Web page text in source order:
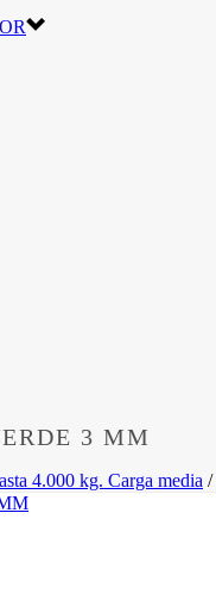
3 MM
4.000 kg. Carga media /